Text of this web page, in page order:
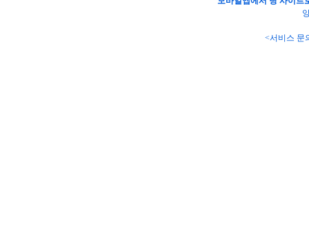
<서비스 문